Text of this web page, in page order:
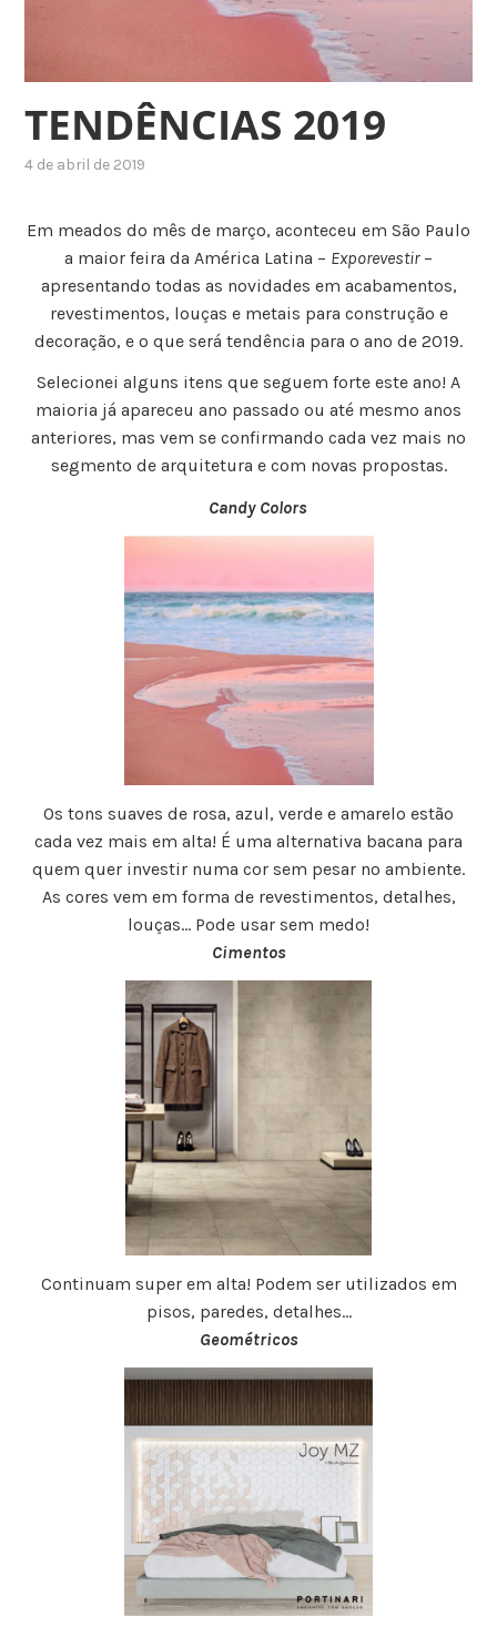
TENDÊNCIAS 2019
4 de abril de 2019
Em meados do mês de março, aconteceu em São Paulo
a maior feira da América Latina – Exporevestir–
apresentando todas as novidades em acabamentos,
revestimentos, louças e metais para construção e
decoração, e o que será tendência para o ano de 2019.
Selecionei alguns itens que seguem forte este ano! A
maioria já apareceu ano passado ou até mesmo anos
anteriores, mas vem se confirmando cada vez mais no
segmento de arquitetura e com novas propostas.
Candy Colors
Os tons suaves de rosa, azul, verde e amarelo estão
cada vez mais em alta! É uma alternativa bacana para
quem quer investir numa cor sem pesar no ambiente.
As cores vem em forma de revestimentos, detalhes,
louças… Pode usar sem medo!
Cimentos
Continuam super em alta! Podem ser utilizados em
pisos, paredes, detalhes…
Geométricos